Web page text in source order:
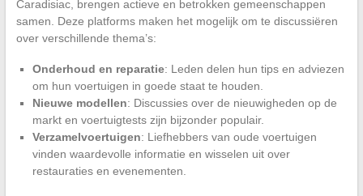
Caradisiac, brengen actieve en betrokken gemeenschappen
samen. Deze platforms maken het mogelijk om te discussiëren
over verschillende thema’s:
Onderhoud en reparatie: Leden delen hun tips en adviezen
om hun voertuigen in goede staat te houden.
Nieuwe modellen: Discussies over de nieuwigheden op de
markt en voertuigtests zijn bijzonder populair.
Verzamelvoertuigen: Liefhebbers van oude voertuigen
vinden waardevolle informatie en wisselen uit over
restauraties en evenementen.